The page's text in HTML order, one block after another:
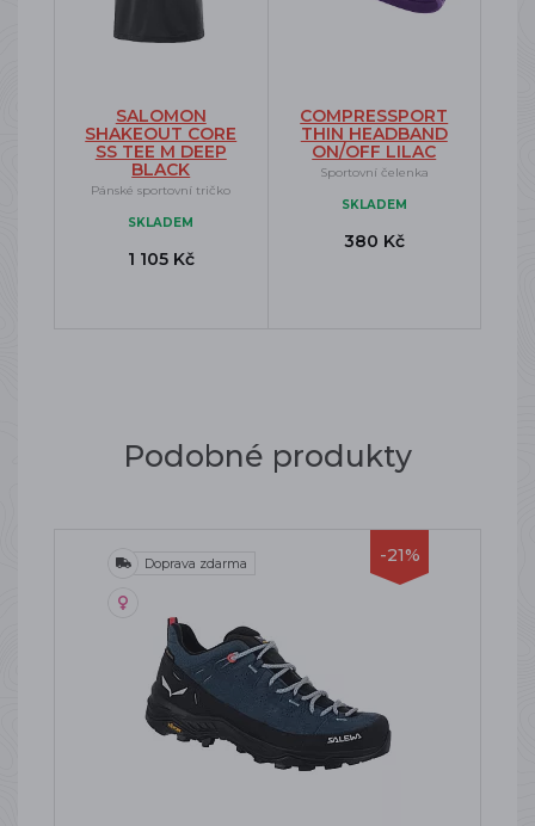
SALOMON
SHAKEOUT CORE
SS TEE M DEEP
BLACK
Pánské sportovní tričko
SKLADEM
1 105 Kč
COMPRESSPORT
THIN HEADBAND
ON/OFF LILAC
Sportovní čelenka
SKLADEM
380 Kč
Podobné produkty
-21%
Doprava zdarma